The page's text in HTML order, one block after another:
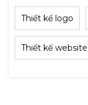
Thiết kế logo
Thiết kế website